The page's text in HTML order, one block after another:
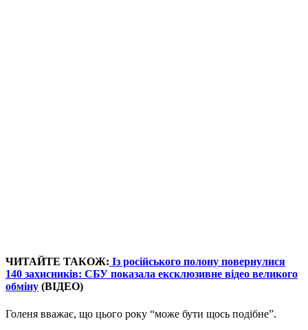
ЧИТАЙТЕ ТАКОЖ: Із російського полону повернулися
140 захисників: СБУ показала ексклюзивне відео великого
обміну (ВІДЕО)
Голеня вважає, що цього року “може бути щось подібне”.